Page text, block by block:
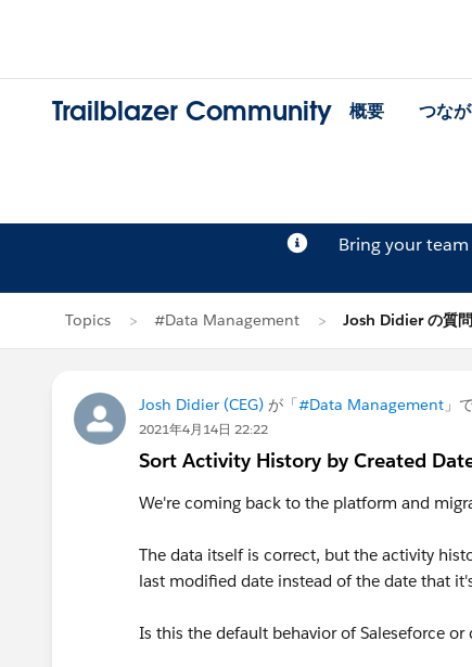
Trailblazer Community 概要 つな
Bring your
Topics #Data Management Josh Didier の質問
Josh Didier (CEG) が「#Data Management 」
2021年4月14日 22:22
Sort Activity History by Created
We're coming back to the platform and
The data itself is correct, but the activity
last modified date instead of the date that
Is this the default behavior of Saleseforce or